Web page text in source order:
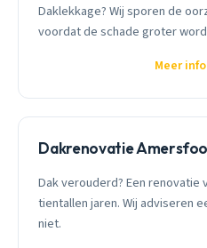
Daklekkage? Wij sporen de
voordat de schade groter
Meer
Dakrenovatie
Dak verouderd? Een
tientallen jaren. Wij adviseren
niet.